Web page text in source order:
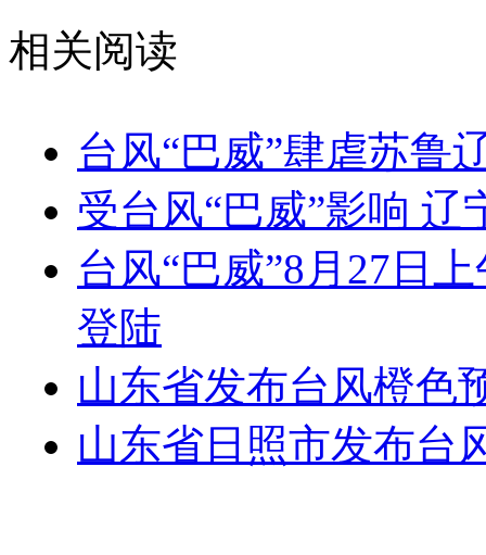
相关阅读
台风“巴威”肆虐苏鲁
受台风“巴威”影响 辽
台风“巴威”8月27日
登陆
山东省发布台风橙色
山东省日照市发布台